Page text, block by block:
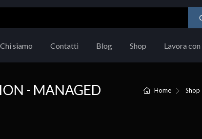
Chi siamo Contatti Blog Shop Lavora con
Home Shop
- MANAGED